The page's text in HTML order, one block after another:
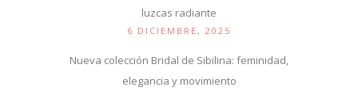
luzcas radiante
6 DICIEMBRE, 2025
Nueva colección Bridal de Sibilina: feminidad,
elegancia y movimiento